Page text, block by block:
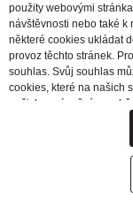
VOGLIO
LA MASSA
použity webovými
návštěvnosti nebo také k
některé cookies ukládat
provoz těchto stránek.
souhlas. Svůj souhlas
cookies, které na našich
našich oprávnění pro
potřebovali ohledně
kontaktovat, obraťte se
Podrobné informace k
zpracováváme vaše